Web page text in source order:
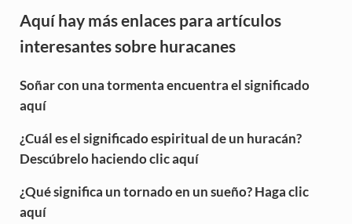
Aquí hay más enlaces para artículos
interesantes sobre huracanes
Soñar con una tormenta encuentra el significado
aquí
¿Cuál es el significado espiritual de un huracán?
Descúbrelo haciendo clic aquí
¿Qué significa un tornado en un sueño? Haga clic
aquí